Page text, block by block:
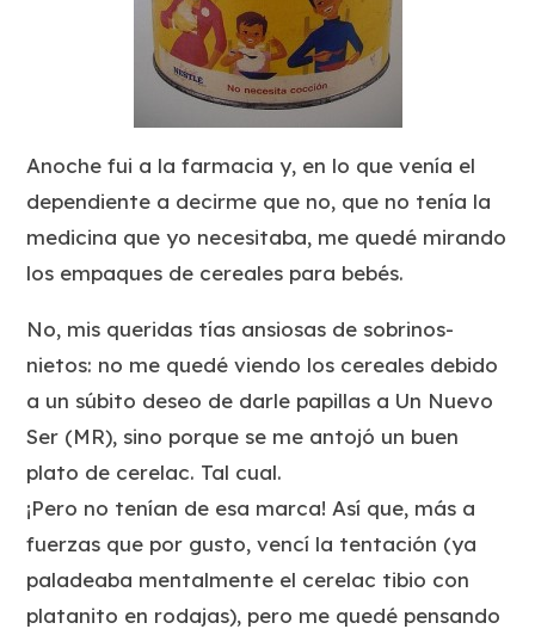
Anoche fui a la farmacia y, en lo que venía el
dependiente a decirme que no, que no tenía la
medicina que yo necesitaba, me quedé mirando
los empaques de cereales para bebés.
No, mis queridas tías ansiosas de sobrinos-
nietos: no me quedé viendo los cereales debido
a un súbito deseo de darle papillas a Un Nuevo
Ser (MR), sino porque se me antojó un buen
plato de cerelac. Tal cual.
¡Pero no tenían de esa marca! Así que, más a
fuerzas que por gusto, vencí la tentación (ya
paladeaba mentalmente el cerelac tibio con
platanito en rodajas), pero me quedé pensando